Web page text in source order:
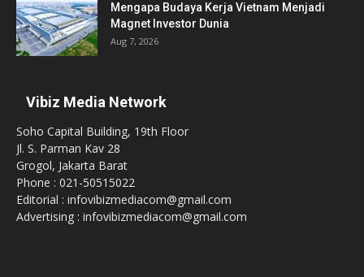
Mengapa Budaya Kerja Vietnam Menjadi
Magnet Investor Dunia
Aug 7, 2026
Vibiz Media Network
Soho Capital Building, 19th Floor
Jl. S. Parman Kav 28
Grogol, Jakarta Barat
Phone : 021-50515022
Editorial : infovibizmediacom@gmail.com
Advertising : infovibizmediacom@gmail.com